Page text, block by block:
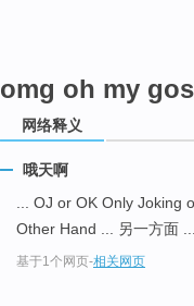
omg oh my
网络释义
哦天啊
... OJ or OK Only
Other Hand ... 另一方面 ...
基于1个网页-相关网页